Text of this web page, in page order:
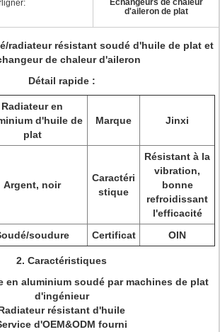
Échangeurs de chaleur
d'aileron de plat
radiateur résistant soudé d'huile de plat et
de chaleur d'aileron
Détail rapide :
Radiateur en
d'huile de
plat
Marque Jinxi
Argent, noir
Caractéri
stique
Résistant à la
vibration,
bonne
refroidissant
l'efficacité
soudure Certificat OIN
2. Caractéristiques
en aluminium soudé par machines de plat
d'ingénieur
résistant d'huile
d'OEM&ODM fourni